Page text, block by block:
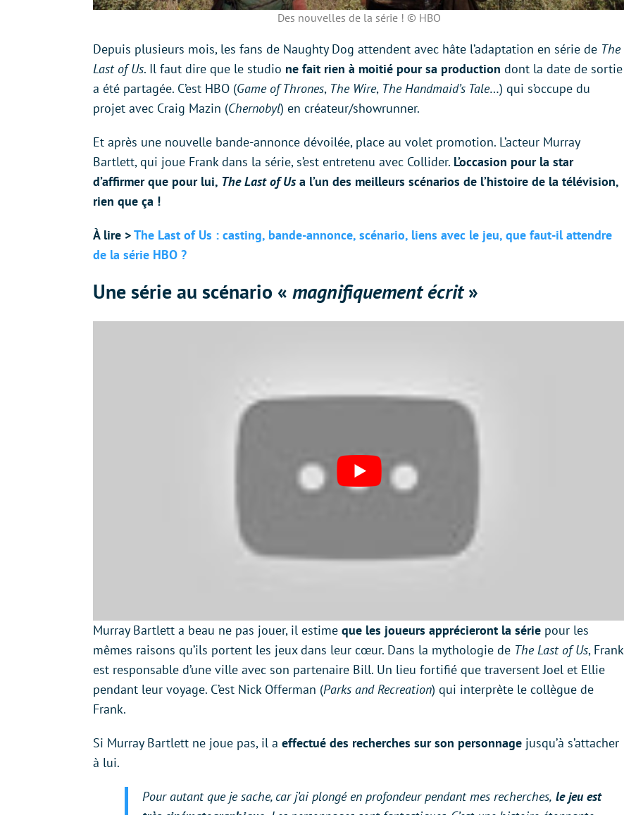
Des nouvelles de la série ! © HBO
Depuis plusieurs mois, les fans de Naughty Dog attendent avec hâte l’adaptation en série de The
Last of Us. Il faut dire que le studio ne fait rien à moitié pour sa production dont la date de sortie
a été partagée. C’est HBO (Game of Thrones, The Wire, The Handmaid’s Tale…) qui s’occupe du
projet avec Craig Mazin (Chernobyl) en créateur/showrunner.
Et après une nouvelle bande-annonce dévoilée, place au volet promotion. L’acteur Murray
Bartlett, qui joue Frank dans la série, s’est entretenu avec Collider. L’occasion pour la star
d’affirmer que pour lui, The Last of Us a l’un des meilleurs scénarios de l’histoire de la télévision,
rien que ça !
À lire >The Last of Us : casting, bande-annonce, scénario, liens avec le jeu, que faut-il attendre
de la série HBO ?
Une série au scénario « magnifiquement écrit»
Murray Bartlett a beau ne pas jouer, il estime que les joueurs apprécieront la série pour les
mêmes raisons qu’ils portent les jeux dans leur cœur. Dans la mythologie de The Last of Us, Frank
est responsable d’une ville avec son partenaire Bill. Un lieu fortifié que traversent Joel et Ellie
pendant leur voyage. C’est Nick Offerman (Parks and Recreation) qui interprète le collègue de
Frank.
Si Murray Bartlett ne joue pas, il a effectué des recherches sur son personnage jusqu’à s’attacher
à lui.
Pour autant que je sache, car j’ai plongé en profondeur pendant mes recherches, le jeu est